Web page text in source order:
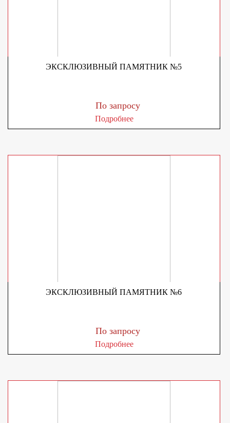
ЭКСКЛЮЗИВНЫЙ ПАМЯТНИК №5
По запросу
Подробнее
ЭКСКЛЮЗИВНЫЙ ПАМЯТНИК №6
По запросу
Подробнее